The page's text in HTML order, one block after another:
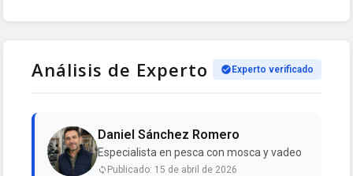
Análisis de Experto Experto verificado
Daniel Sánchez Romero
Especialista en pesca con mosca y vadeo
Publicado: 15 de abril de 2026